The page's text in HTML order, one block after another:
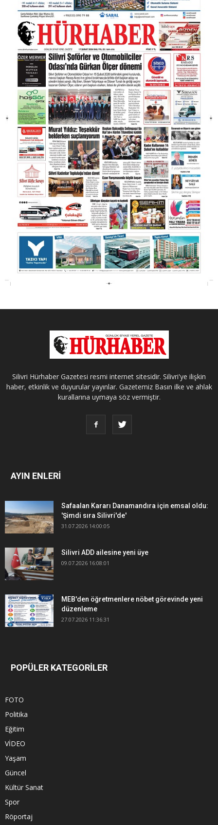
Silivri Hürhaber Gazetesi resmi internet sitesidir. Silivri'ye ilişkin
haber, etkinlik ve duyurular yayınlar. Gazetemiz Basın ilke ve ahlak
kurallarına uymaya söz vermiştir.
AYIN ENLERİ
Safaalan Kararı Danamandıra için emsal oldu:
'Şimdi sıra Silivri'de'
31.07.2026 14:00:05
Silivri ADD ailesine yeni üye
09.07.2026 16:08:01
MEB'den öğretmenlere nöbet görevinde yeni
düzenleme
27.07.2026 11:36:31
POPÜLER KATEGORİLER
FOTO
Politika
Eğitim
VİDEO
Yaşam
Güncel
Kültür Sanat
Spor
Röportaj